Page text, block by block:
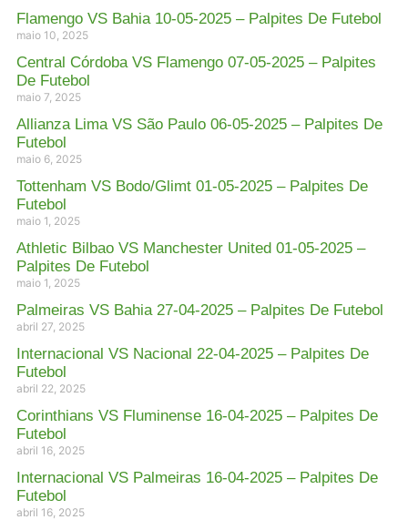
Flamengo VS Bahia 10-05-2025 – Palpites De Futebol
maio 10, 2025
Central Córdoba VS Flamengo 07-05-2025 – Palpites
De Futebol
maio 7, 2025
Allianza Lima VS São Paulo 06-05-2025 – Palpites De
Futebol
maio 6, 2025
Tottenham VS Bodo/Glimt 01-05-2025 – Palpites De
Futebol
maio 1, 2025
Athletic Bilbao VS Manchester United 01-05-2025 –
Palpites De Futebol
maio 1, 2025
Palmeiras VS Bahia 27-04-2025 – Palpites De Futebol
abril 27, 2025
Internacional VS Nacional 22-04-2025 – Palpites De
Futebol
abril 22, 2025
Corinthians VS Fluminense 16-04-2025 – Palpites De
Futebol
abril 16, 2025
Internacional VS Palmeiras 16-04-2025 – Palpites De
Futebol
abril 16, 2025